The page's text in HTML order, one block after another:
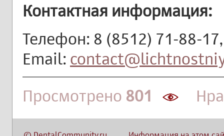
Контактная информация:
Телефон: 8 (8512) 71-88-
Email:
Просмотрено 801